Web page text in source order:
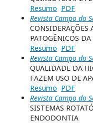
Resumo PDF
Revista Campo do
CONSIDERAÇÕES
PATOGÊNICOS
Resumo PDF
Revista Campo do
QUALIDADE DA
FAZEM USO DE
Resumo PDF
Revista Campo do
SISTEMAS
ENDODONTIA